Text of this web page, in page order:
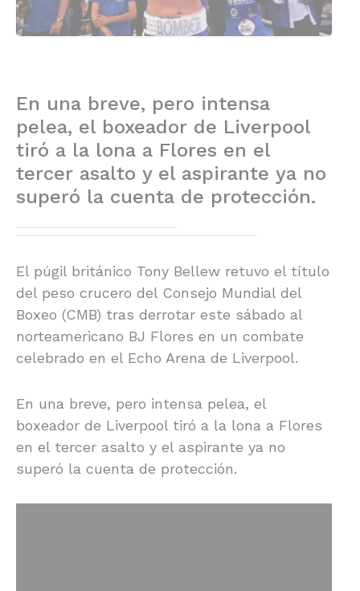
En una breve, pero intensa
pelea, el boxeador de Liverpool
tiró a la lona a Flores en el
tercer asalto y el aspirante ya no
superó la cuenta de protección.
El púgil británico Tony Bellew retuvo el título
del peso crucero del Consejo Mundial del
Boxeo (CMB) tras derrotar este sábado al
norteamericano BJ Flores en un combate
celebrado en el Echo Arena de Liverpool.
En una breve, pero intensa pelea, el
boxeador de Liverpool tiró a la lona a Flores
en el tercer asalto y el aspirante ya no
superó la cuenta de protección.